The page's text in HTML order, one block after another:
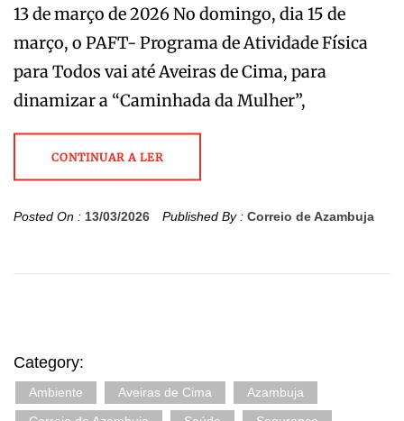
13 de março de 2026 No domingo, dia 15 de
março, o PAFT- Programa de Atividade Física
para Todos vai até Aveiras de Cima, para
dinamizar a “Caminhada da Mulher”,
CONTINUAR A LER
Posted On : 13/03/2026 Published By : Correio de Azambuja
Category:
Ambiente Aveiras de Cima
Azambuja